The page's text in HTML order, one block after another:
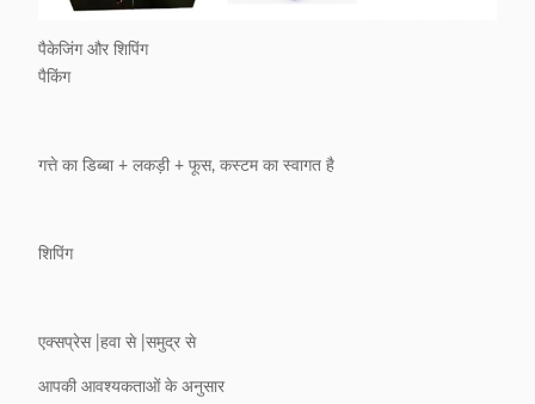
पैकेजिंग और शिपिंग
पैकिंग
गत्ते का डिब्बा + लकड़ी + फूस, कस्टम का स्वागत है
शिपिंग
एक्सप्रेस |हवा से |समुद्र से
आपकी आवश्यकताओं के अनुसार